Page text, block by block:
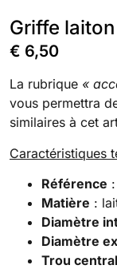
Griffe
€ 6,50
La rubrique «
vous permettra
similaires à cet
Caractéristiques
Référence
Matière :
Diamètre
Diamètre
Trou central